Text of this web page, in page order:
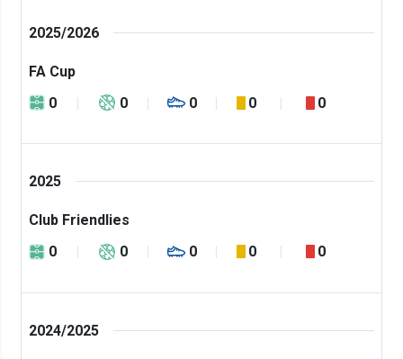
2025/2026
FA Cup
0
0 0 0 0
2025
Club Friendlies
0
0 0 0 0
2024/2025